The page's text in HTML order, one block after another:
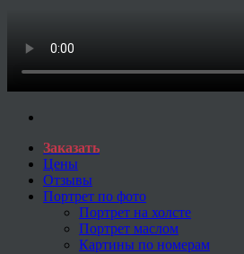
Заказать
Цены
Отзывы
Портрет по фото
Портрет на холсте
Портрет маслом
Картины по номерам